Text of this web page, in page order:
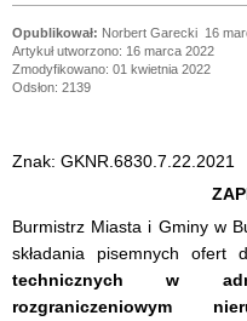
Norbert Garecki 16
Artykuł utworzono: 16 marca 2022
Zmodyfikowano: 01 kwietnia 2022
Odsłon: 2139
Znak: GKNR.6830.7.22.2021
Burmistrz Miasta i Gminy w
składania pisemnych ofert
technicznych w
rozgraniczeniowym